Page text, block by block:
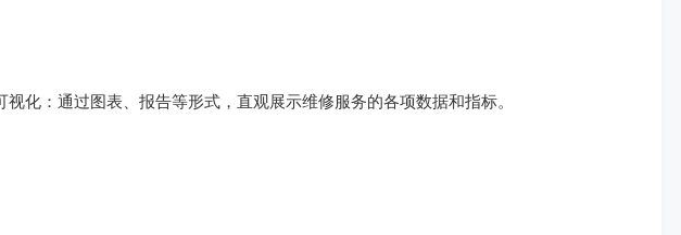
视化：通过图表、报告等形式，直观展示维修服务的各项数据和指标。